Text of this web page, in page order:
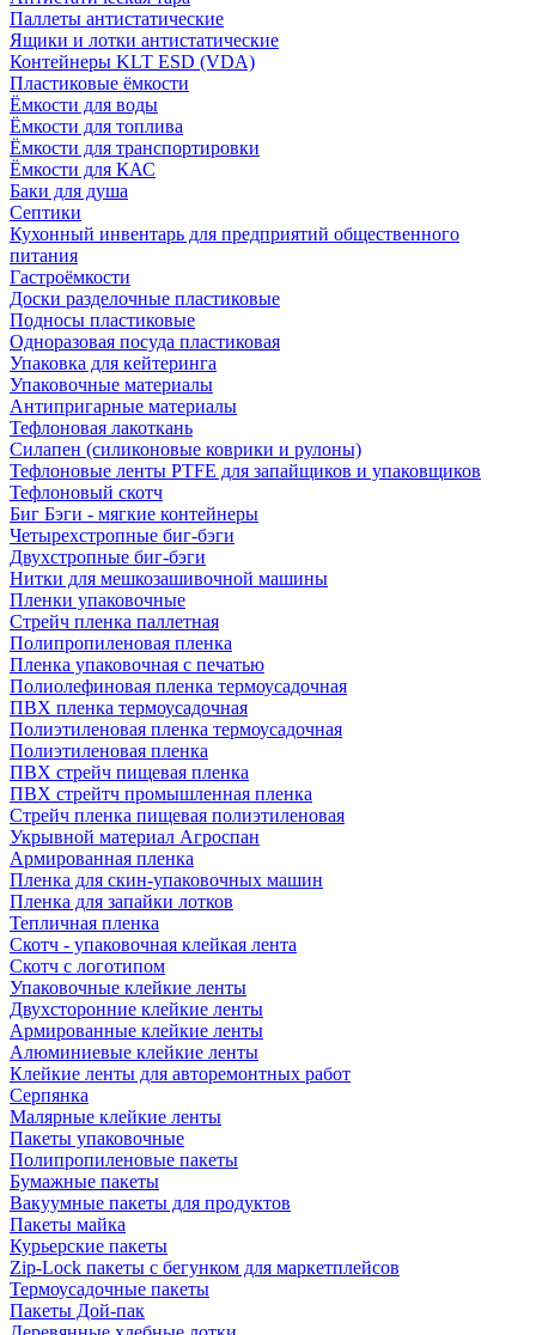
Паллеты антистатические
Ящики и лотки антистатические
Контейнеры KLT ESD (VDA)
Пластиковые ёмкости
Ёмкости для воды
Ёмкости для топлива
Ёмкости для транспортировки
Ёмкости для КАС
Баки для душа
Септики
Кухонный инвентарь для предприятий общественного
питания
Гастроёмкости
Доски разделочные пластиковые
Подносы пластиковые
Одноразовая посуда пластиковая
Упаковка для кейтеринга
Упаковочные материалы
Антипригарные материалы
Тефлоновая лакоткань
Силапен (силиконовые коврики и рулоны)
Тефлоновые ленты PTFE для запайщиков и упаковщиков
Тефлоновый скотч
Биг Бэги - мягкие контейнеры
Четырехстропные биг-бэги
Двухстропные биг-бэги
Нитки для мешкозашивочной машины
Пленки упаковочные
Стрейч пленка паллетная
Полипропиленовая пленка
Пленка упаковочная с печатью
Полиолефиновая пленка термоусадочная
ПВХ пленка термоусадочная
Полиэтиленовая пленка термоусадочная
Полиэтиленовая пленка
ПВХ стрейч пищевая пленка
ПВХ стрейтч промышленная пленка
Стрейч пленка пищевая полиэтиленовая
Укрывной материал Агроспан
Армированная пленка
Пленка для скин-упаковочных машин
Пленка для запайки лотков
Тепличная пленка
Скотч - упаковочная клейкая лента
Скотч с логотипом
Упаковочные клейкие ленты
Двухсторонние клейкие ленты
Армированные клейкие ленты
Алюминиевые клейкие ленты
Клейкие ленты для авторемонтных работ
Серпянка
Малярные клейкие ленты
Пакеты упаковочные
Полипропиленовые пакеты
Бумажные пакеты
Вакуумные пакеты для продуктов
Пакеты майка
Курьерские пакеты
Zip-Lock пакеты с бегунком для маркетплейсов
Термоусадочные пакеты
Пакеты Дой-пак